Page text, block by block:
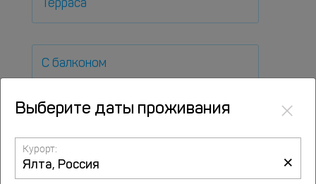
Терраса
С балконом
Выберите даты проживания ×
Курорт:
×